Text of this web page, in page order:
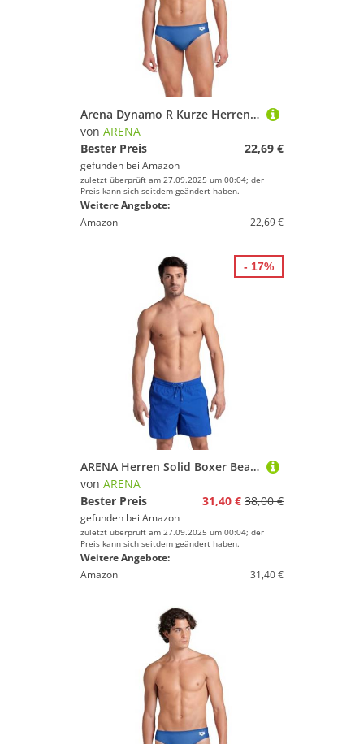
Arena Dynamo R Kurze Herren-Badehose, Herren-Badehose Schnelltrocknend, Chlor- und Salzwasser-Beständiges Maxfit Eco-Gewebe, UPF 50+ UV-Schutz
von ARENA
Bester Preis
22,69 €
gefunden bei Amazon
zuletzt überprüft am 27.09.2025 um 00:04; der
Preis kann sich seitdem geändert haben.
Weitere Angebote:
Amazon
22,69 €
ARENA Herren Solid Boxer Beach Shorts
von ARENA
Bester Preis
31,40 € 38,00 €
gefunden bei Amazon
zuletzt überprüft am 27.09.2025 um 00:04; der
Preis kann sich seitdem geändert haben.
Weitere Angebote:
Amazon
31,40 €
- 17%